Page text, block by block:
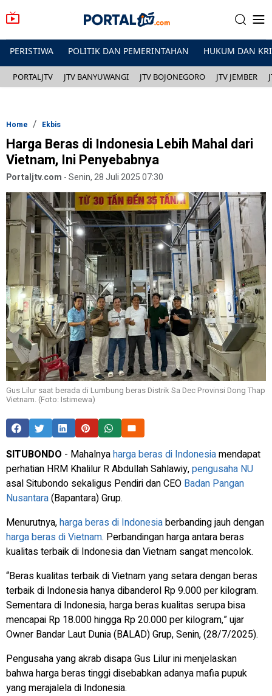
PERISTIWA POLITIK DAN PEMERINTAHAN HUKUM DAN
PORTALJTV JTV BANYUWANGI JTV BOJONEGORO JTV JEMBER
Home Ekbis
Harga Beras di Indonesia Lebih Mahal dari
Vietnam, Ini Penyebabnya
Portaljtv.com -Senin, 28 Juli 2025 07:30
Gus Lilur saat berada di Lumbung beras Distrik Sa Dec Provinsi Dong Thap
Vietnam. (Foto: Istimewa)
SITUBONDO - Mahalnyaharga beras di Indonesiamendapat
perhatian HRM Khalilur R Abdullah Sahlawiy,pengusaha NU
asal Situbondo sekaligus Pendiri dan CEO Badan Pangan
Nusantara(Bapantara) Grup.
Menurutnya,harga beras di Indonesiaberbanding jauh dengan
harga beras di Vietnam. Perbandingan harga antara beras
kualitas terbaik di Indonesia dan Vietnam sangat mencolok.
“Beras kualitas terbaik di Vietnam yang setara dengan beras
terbaik di Indonesia hanya dibanderol Rp 9.000 per kilogram.
Sementara di Indonesia, harga beras kualitas serupa bisa
mencapai Rp 18.000 hingga Rp 20.000 per kilogram,” ujar
Owner Bandar Laut Dunia (BALAD) Grup, Senin, (28/7/2025).
Pengusaha yang akrab disapa Gus Lilur ini menjelaskan
bahwa harga beras tinggi disebabkan adanya mafia pupuk
yang merajalela di Indonesia.